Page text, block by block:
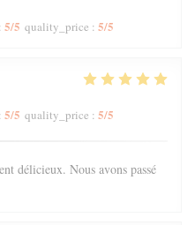
: 5/5 quality_price : 5/5
: 5/5 quality_price : 5/5
délicieux. Nous avons passé